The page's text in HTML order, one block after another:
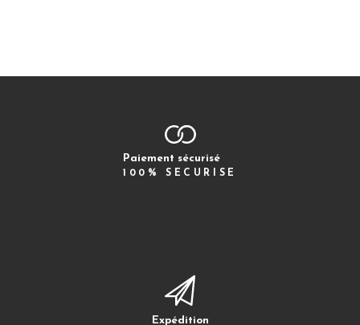
Paiement sécurisé
100% SECURISE
Expédition